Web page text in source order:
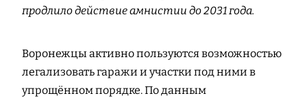
продлило действие амнистии до 2031 года.
Воронежцы активно пользуются возможностью
легализовать гаражи и участки под ними в
упрощённом порядке. По данным